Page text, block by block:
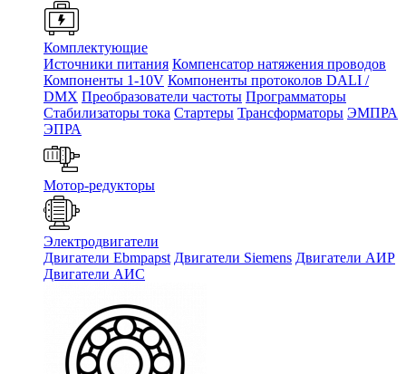
Комплектующие
Источники питания Компенсатор натяжения проводов
Компоненты 1-10V Компоненты протоколов DALI /
DMX Преобразователи частоты Программаторы
Стабилизаторы тока Стартеры Трансформаторы ЭМПРА
ЭПРА
Мотор-редукторы
Электродвигатели
Двигатели Ebmpapst Двигатели Siemens Двигатели АИР
Двигатели АИС